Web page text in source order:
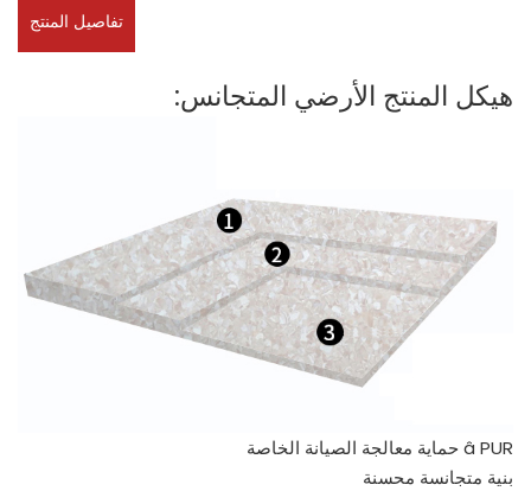
تفاصيل المنتج
هيكل المنتج الأرضي المتجانس:
â PUR حماية معالجة الصيانة الخاصة
بنية متجانسة محسنة